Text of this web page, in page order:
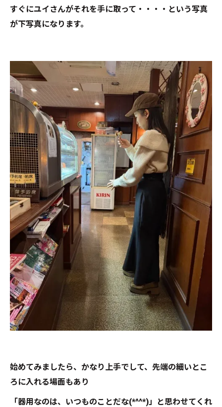
すぐにユイさんがそれを手に取って・・・・という写真
が下写真になります。
始めてみましたら、かなり上手でして、先端の細いとこ
ろに入れる場面もあり
「器用なのは、いつものことだな(*^^*)」と思わせてくれ